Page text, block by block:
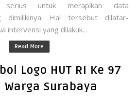
serius untuk merapikan data
dimilikinya. Hal tersebut dilatar-
intervensi yang dilakuk...
Read More
Logo HUT RI Ke 97
Warga Surabaya